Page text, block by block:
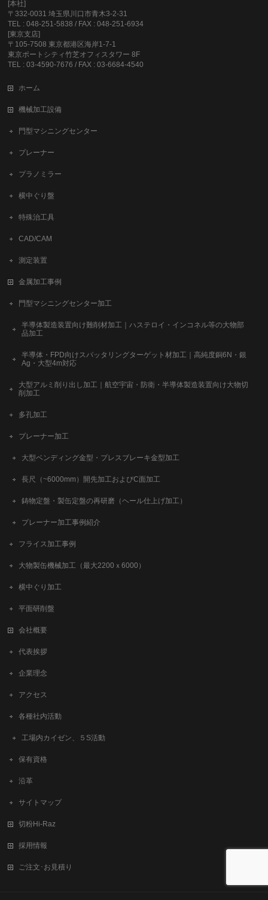
[本社]
〒332-0031 埼玉県川口市青木3-2-31
TEL : 048-251-5838 / FAX : 048-251-6934
[東京支店]
〒105-7508 東京都港区海岸1-7-1
東京ポートシティ竹芝オフィスタワー 8F
TEL : 03-4590-7676 / FAX : 03-6684-4540
ホーム
機械加工設備
門型マシニングセンター
プレーナー
プラノミラー
横中ぐり盤
特殊治工具
CAD/CAM
測定装置
金属加工事例
門型マシニングセンター加工
半導体製造装置向け難削材加工｜ハステロイ・インコネル等の大物部
品加工
半導体・FPD向けスパッタリングターゲット材加工｜高純度銅6N・銀
Ag・大型4m対応
大型アルミ削り出し加工｜航空宇宙・防衛・半導体製造装置向け大物切
削加工
多孔加工
プレーナー加工
大型ベンディング金型・プレスブレーキ金型加工
長尺（~6000mm）開先加工およびC面加工
鋳物定盤・製缶定盤の再研磨（ヘール仕上げ加工）
プレーナー加工事例紹介
フライス加工事例
大物製缶機械加工（最大2200ｘ6000）
横中ぐり加工
平面研削盤
会社概要
代表挨拶
企業理念
アクセス
各種社内活動
工場内カイゼン、５S活動
保有資格
沿革
サイトマップ
切粉Hi-Raz
採用情報
ご注文･お見積り